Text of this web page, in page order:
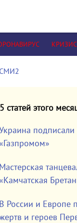
КРИЗИС
статей этого
«Газпромом»
Мастерская
«Камчатская
В России и Европе
и героев